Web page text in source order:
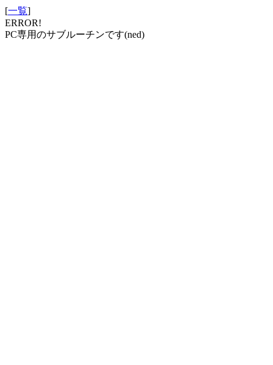
[一覧]
ERROR!
PC専用のサブルーチンです(ned)